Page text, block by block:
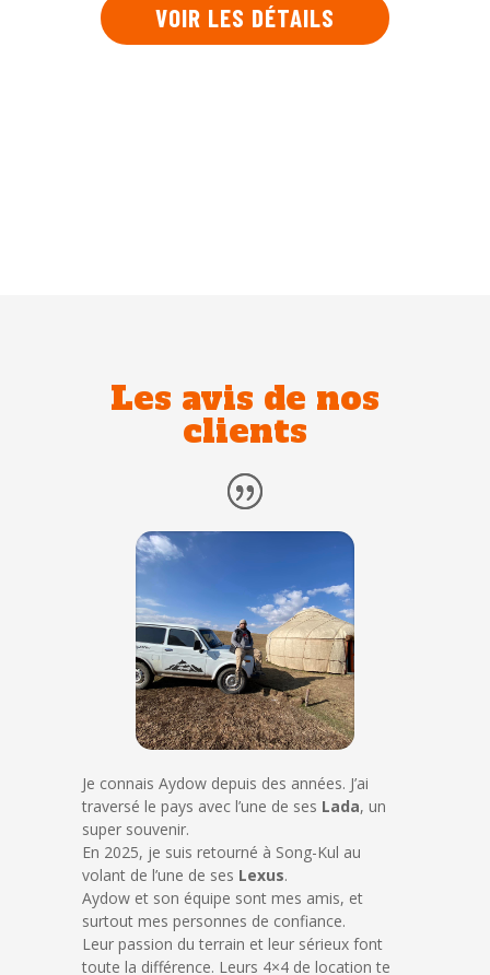
VOIR LES DÉTAILS
Les avis de nos
clients
Je connais Aydow depuis des années. J’ai
traversé le pays avec l’une de ses Lada, un
super souvenir.
En 2025, je suis retourné à Song-Kul au
volant de l’une de ses Lexus.
Aydow et son équipe sont mes amis, et
surtout mes personnes de confiance.
Leur passion du terrain et leur sérieux font
toute la différence. Leurs 4×4 de location te